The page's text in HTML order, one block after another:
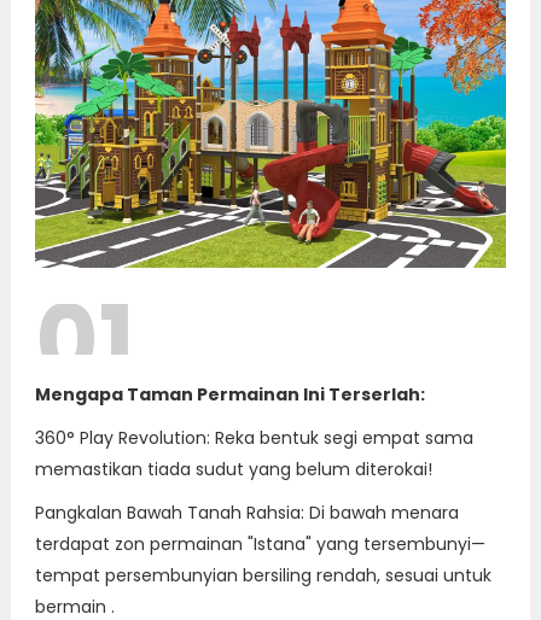
01
Mengapa Taman Permainan Ini Terserlah:
360° Play Revolution: Reka bentuk segi empat sama
memastikan tiada sudut yang belum diterokai!
Pangkalan Bawah Tanah Rahsia: Di bawah menara
terdapat zon permainan "Istana" yang tersembunyi—
tempat persembunyian bersiling rendah, sesuai untuk
bermain .